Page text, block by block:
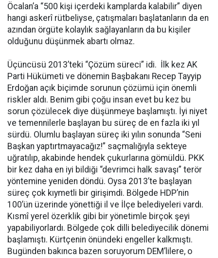
Öcalan’a “500 kişi içerdeki kamplarda kalabilir” diyen
hangi askerî rütbeliyse, çatışmaları başlatanların da en
azından örgüte kolaylık sağlayanların da bu kişiler
olduğunu düşünmek abartı olmaz.
Üçüncüsü 2013’teki “Çözüm süreci” idi. İlk kez AK
Parti Hükümeti ve dönemin Başbakanı Recep Tayyip
Erdoğan açık biçimde sorunun çözümü için önemli
riskler aldı. Benim gibi çoğu insan evet bu kez bu
sorun çözülecek diye düşünmeye başlamıştı. İyi niyet
ve temennilerle başlayan bu süreç de en fazla iki yıl
sürdü. Olumlu başlayan süreç iki yılın sonunda “Seni
Başkan yaptırtmayacağız!” saçmalığıyla sekteye
uğratılıp, akabinde hendek çukurlarına gömüldü. PKK
bir kez daha en iyi bildiği “devrimci halk savaşı” terör
yöntemine yeniden döndü. Oysa 2013’te başlayan
süreç çok kıymetli bir girişimdi. Bölgede HDP’nin
100’ün üzerinde yönettiği il ve İlçe belediyeleri vardı.
Kısmî yerel özerklik gibi bir yönetimle birçok şeyi
yapabiliyorlardı. Bölgede çok dilli belediyecilik dönemi
başlamıştı. Kürtçenin önündeki engeller kalkmıştı.
Bugünden bakınca bazen soruyorum DEM’lilere, o